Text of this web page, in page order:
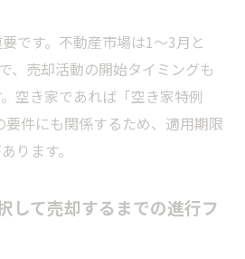
です。不動産市場は1〜3月と
、売却活動の開始タイミングも
空き家であれば「空き家特例
要件にも関係するため、適用期限
ります。
して売却するまでの進行フ